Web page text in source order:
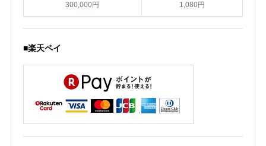
300,000円 1,080円
■楽天ペイ